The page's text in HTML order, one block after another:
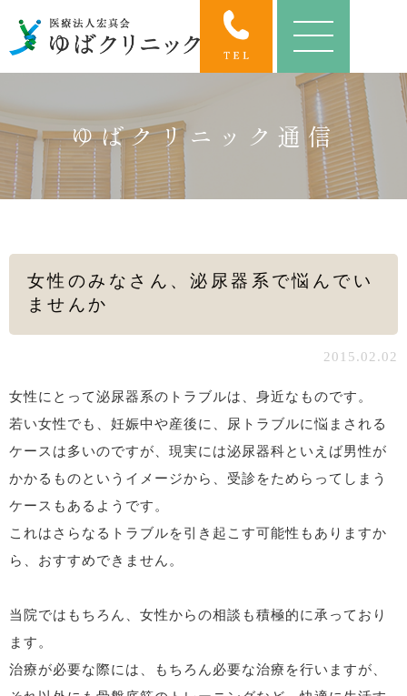
ゆばクリニック通信
女性のみなさん、泌尿器系で悩んでい
ませんか
2015.02.02
女性にとって泌尿器系のトラブルは、身近なものです。
若い女性でも、妊娠中や産後に、尿トラブルに悩まされる
ケースは多いのですが、現実には泌尿器科といえば男性が
かかるものというイメージから、受診をためらってしまう
ケースもあるようです。
これはさらなるトラブルを引き起こす可能性もありますか
ら、おすすめできません。
当院ではもちろん、女性からの相談も積極的に承っており
ます。
治療が必要な際には、もちろん必要な治療を行いますが、